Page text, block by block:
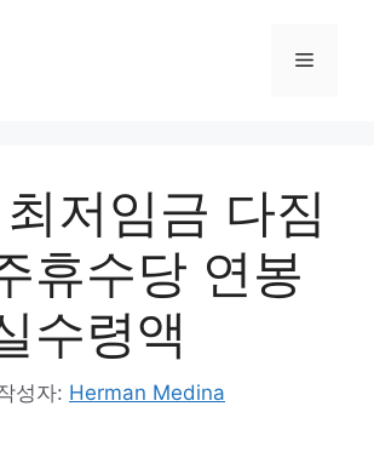
메
저임금 다짐
휴수당 연봉
수령액
성자: Herman Medina